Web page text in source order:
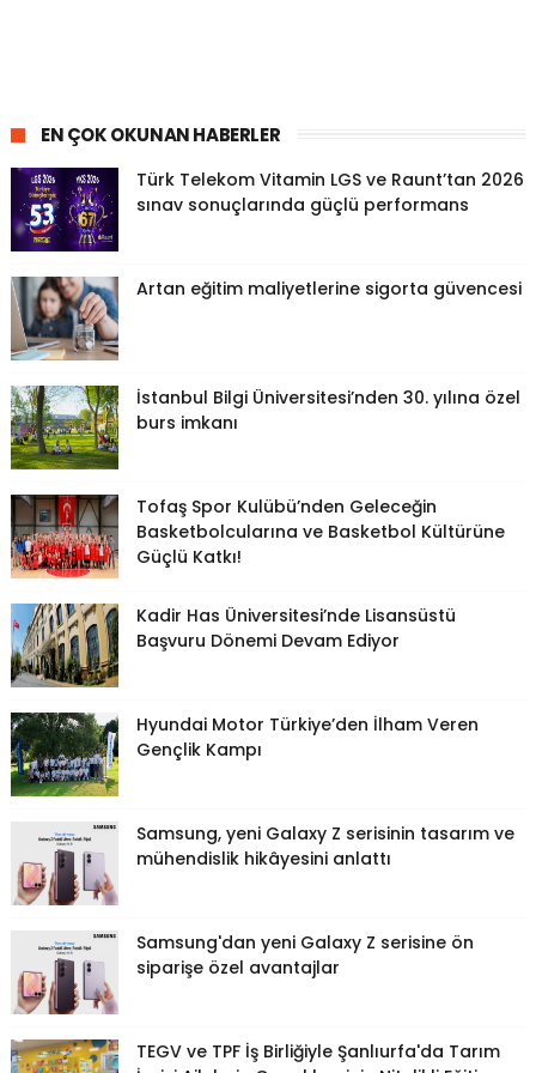
EN ÇOK OKUNAN HABERLER
Türk Telekom Vitamin LGS ve Raunt’tan 2026
sınav sonuçlarında güçlü performans
Artan eğitim maliyetlerine sigorta güvencesi
İstanbul Bilgi Üniversitesi’nden 30. yılına özel
burs imkanı
Tofaş Spor Kulübü’nden Geleceğin
Basketbolcularına ve Basketbol Kültürüne
Güçlü Katkı!
Kadir Has Üniversitesi’nde Lisansüstü
Başvuru Dönemi Devam Ediyor
Hyundai Motor Türkiye’den İlham Veren
Gençlik Kampı
Samsung, yeni Galaxy Z serisinin tasarım ve
mühendislik hikâyesini anlattı
Samsung'dan yeni Galaxy Z serisine ön
siparişe özel avantajlar
TEGV ve TPF İş Birliğiyle Şanlıurfa'da Tarım